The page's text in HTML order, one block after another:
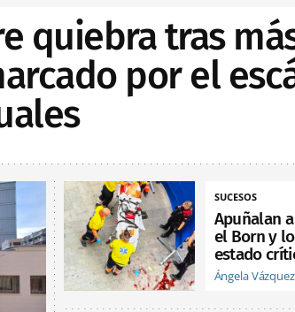
quiebra tras
por el
SUCESOS
Apuñalan
el Born y
estado
Ángela Vázquez